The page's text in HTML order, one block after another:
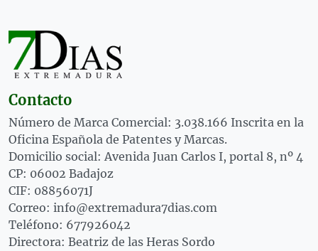
Contacto
Número de Marca Comercial: 3.038.166 Inscrita en la
Oficina Española de Patentes y Marcas.
Domicilio social: Avenida Juan Carlos I, portal 8, nº 4
CP: 06002 Badajoz
CIF: 08856071J
Correo: info@extremadura7dias.com
Teléfono: 677926042
Directora: Beatriz de las Heras Sordo